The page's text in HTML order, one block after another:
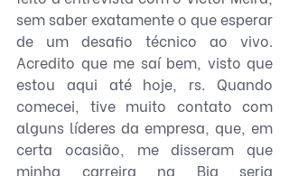
sem saber exatamente o que esperar
de um desafio técnico ao vivo.
Acredito que me saí bem, visto que
estou aqui até hoje, rs. Quando
comecei, tive muito contato com
alguns líderes da empresa, que, em
certa ocasião, me disseram que
minha carreira na Big seria